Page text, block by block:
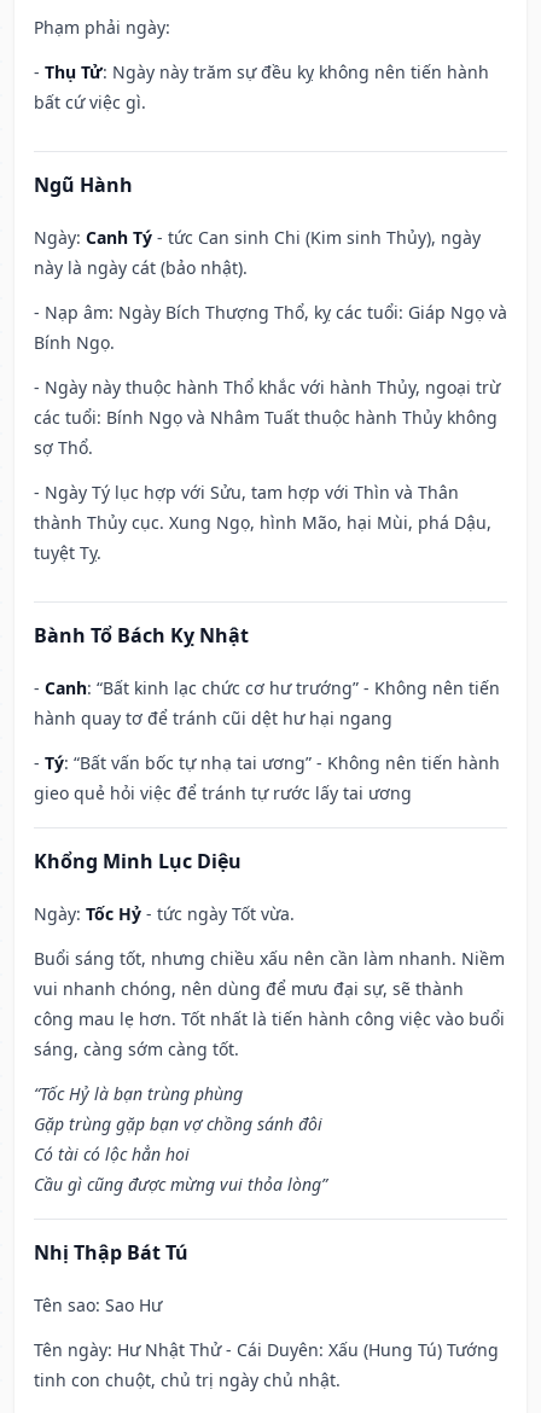
Phạm phải ngày:
- Thụ Tử: Ngày này trăm sự đều kỵ không nên tiến hành
bất cứ việc gì.
Ngũ Hành
Ngày: Canh Tý - tức Can sinh Chi (Kim sinh Thủy), ngày
này là ngày cát (bảo nhật).
- Nạp âm: Ngày Bích Thượng Thổ, kỵ các tuổi: Giáp Ngọ và
Bính Ngọ.
- Ngày này thuộc hành Thổ khắc với hành Thủy, ngoại trừ
các tuổi: Bính Ngọ và Nhâm Tuất thuộc hành Thủy không
sợ Thổ.
- Ngày Tý lục hợp với Sửu, tam hợp với Thìn và Thân
thành Thủy cục. Xung Ngọ, hình Mão, hại Mùi, phá Dậu,
tuyệt Tỵ.
Bành Tổ Bách Kỵ Nhật
- Canh: “Bất kinh lạc chức cơ hư trướng” - Không nên tiến
hành quay tơ để tránh cũi dệt hư hại ngang
- Tý: “Bất vấn bốc tự nhạ tai ương” - Không nên tiến hành
gieo quẻ hỏi việc để tránh tự rước lấy tai ương
Khổng Minh Lục Diệu
Ngày: Tốc Hỷ - tức ngày Tốt vừa.
Buổi sáng tốt, nhưng chiều xấu nên cần làm nhanh. Niềm
vui nhanh chóng, nên dùng để mưu đại sự, sẽ thành
công mau lẹ hơn. Tốt nhất là tiến hành công việc vào buổi
sáng, càng sớm càng tốt.
“Tốc Hỷ là bạn trùng phùng
Gặp trùng gặp bạn vợ chồng sánh đôi
Có tài có lộc hẳn hoi
Cầu gì cũng được mừng vui thỏa lòng”
Nhị Thập Bát Tú
Tên sao: Sao Hư
Tên ngày: Hư Nhật Thử - Cái Duyên: Xấu (Hung Tú) Tướng
tinh con chuột, chủ trị ngày chủ nhật.